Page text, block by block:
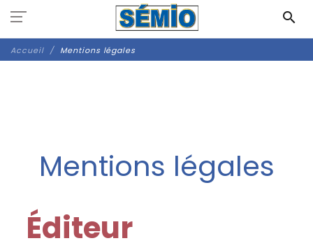
search
Accueil Mentions légales
Mentions légales
Éditeur
Panneau de gestion des cookies